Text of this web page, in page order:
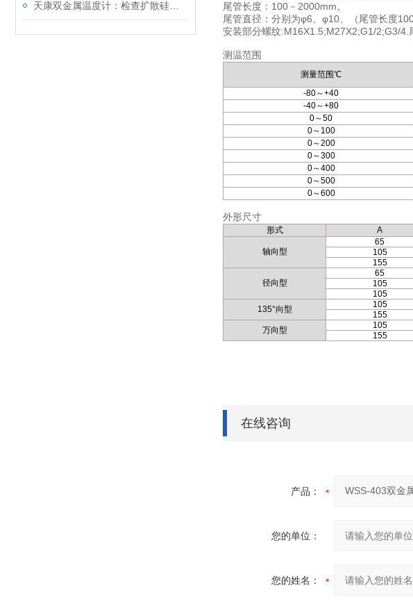
尾管长度：100－2000mm。
尾管直径：分别为φ6、φ10、（尾管长度
安装部分螺纹:M16X1.5;M27X2;G1/2;G3/4.
测温范围
测量范围℃
-80～+40
-40～+80
0～50
0～100
0～200
0～300
0～400
0～500
0～600
外形尺寸
形式 A
轴向型
65
105
155
径向型
65
105
105
135°向型
105
155
万向型
105
155
在线咨询
产品：
您的单位：
您的姓名：